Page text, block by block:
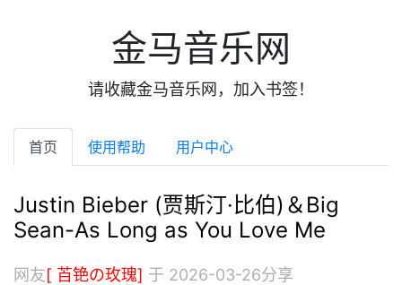
金马音乐网
请收藏金马音乐网，加入书签！
首页 使用帮助 用户中心
Justin Bieber (贾斯汀·比伯)＆Big
Sean-As Long as You Love Me
网友[ 苩铯の玫瑰] 于 2026-03-26分享